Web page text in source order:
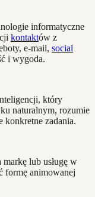
informatyczne
kontaktów z
e-mail, social
i wygoda.
który
naturalnym, rozumie
konkretne zadania.
lub usługę w
formę animowanej